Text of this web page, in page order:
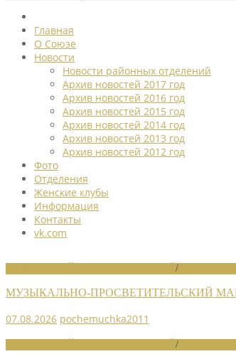
Главная
О Союзе
Новости
Новости районных отделений
Архив новостей 2017 год
Архив новостей 2016 год
Архив новостей 2015 год
Архив новостей 2014 год
Архив новостей 2013 год
Архив новостей 2012 год
Фото
Отделения
Женские клубы
Информация
Контакты
vk.com
/
МУЗЫКАЛЬНО-ПРОСВЕТИТЕЛЬСКИЙ
07.08.2026 pochemuchka2011
/